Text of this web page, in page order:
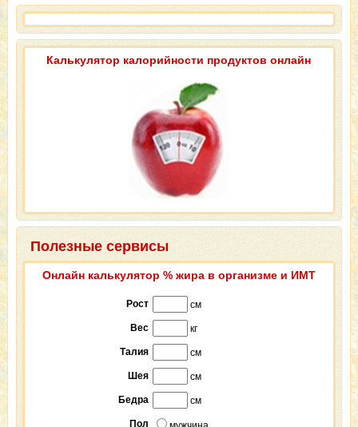
Калькулятор калорийности продуктов онлайн
Полезные сервисы
Онлайн калькулятор % жира в организме и ИМТ
Рост см
Вес кг
Талия см
Шея см
Бедра см
Пол